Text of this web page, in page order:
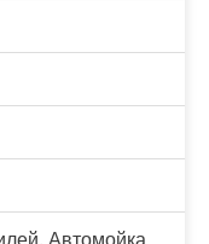
Автомойка